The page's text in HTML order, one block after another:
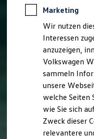
Software,
California
VW
VW
VW
VW
Connect
Fleet
Multistop
Hilfreiches für
Marketing
Wir nutzen
Interessen
anzuzeigen,
Volkswagen
sammeln
unsere
welche Seiten
wie Sie sich
Zweck dieser
relevantere